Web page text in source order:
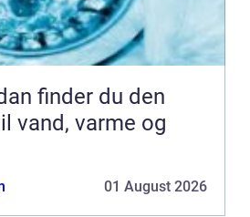
vand, varme og
01 August 2026